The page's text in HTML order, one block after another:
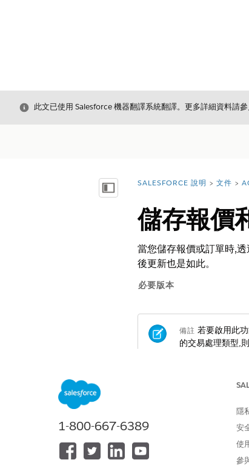
結束
此文已使用 Salesforce 機器翻譯系統翻譯。更多詳細資料請
顯示目錄 您位於此處：
SALESFORCE 說明 文件
儲存報價
當您儲存報價或訂單時,
後更新也是如此。
必要版本
備註 若要啟用此
的交易處理類型,
適用於：Lightning
為了支援比率穩定性,「
1-800-667-6389
隱
安
使
參